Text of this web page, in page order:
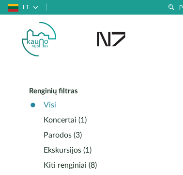
LT
Renginių filtras
Visi
Koncertai (1)
Parodos (3)
Ekskursijos (1)
Kiti renginiai (8)